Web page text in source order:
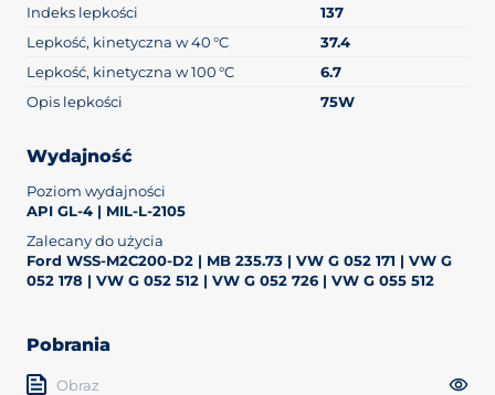
Indeks lepkości
137
Lepkość, kinetyczna w 40 °C
37.4
Lepkość, kinetyczna w 100 °C
6.7
Opis lepkości
75W
Wydajność
Poziom wydajności
API GL-4 | MIL-L-2105
Zalecany do użycia
Ford WSS-M2C200-D2 | MB 235.73 | VW G 052 171 | VW G
052 178 | VW G 052 512 | VW G 052 726 | VW G 055 512
Pobrania
Obraz